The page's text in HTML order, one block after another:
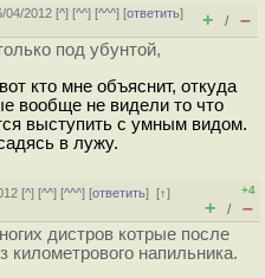
04/2012 [^] [^^] [^^^] [ответить]
+ / –
под убунтой,
кто мне объяснит, откуда
вообще не видели то что
выступить с умным видом.
в лужу.
[^] [^^] [^^^] [ответить][↑]
+4
+ / –
дистров котрые после
километрового напильника.